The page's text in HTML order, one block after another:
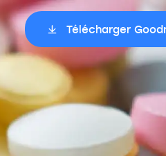
Télécharger